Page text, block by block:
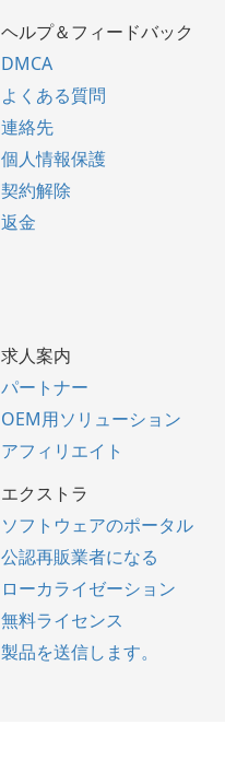
ヘルプ＆フィードバック
DMCA
よくある質問
連絡先
個人情報保護
契約解除
返金
求人案内
パートナー
OEM用ソリューション
アフィリエイト
エクストラ
ソフトウェアのポータル
公認再販業者になる
ローカライゼーション
無料ライセンス
製品を送信します。